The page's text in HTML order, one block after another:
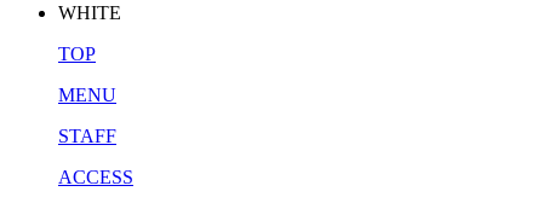
WHITE
TOP
MENU
STAFF
ACCESS